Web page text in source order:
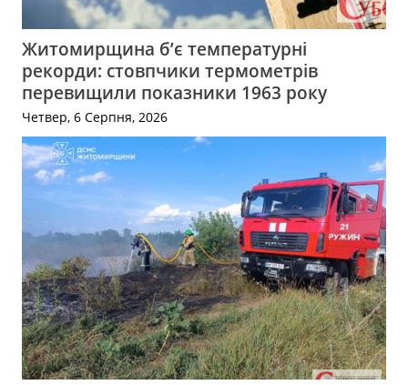
Житомирщина б’є температурні
рекорди: стовпчики термометрів
перевищили показники 1963 року
Четвер, 6 Серпня, 2026